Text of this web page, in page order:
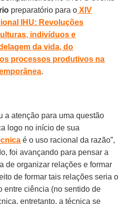
preparatório para o XIV
IHU: Revoluções
indivíduos e
da vida, do
processos produtivos na
.
a atenção para uma questão
logo no início de sua
é o uso racional da razão”,
foi avançando para pensar a
de organizar relações e formar
de formar tais relações seria o
entre ciência (no sentido de
entretanto, a técnica se